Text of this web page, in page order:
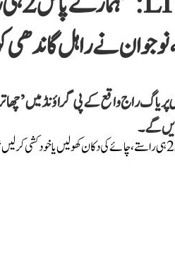
نے راہل گاندھی کو
پریاگ راج واقع کے پی گراؤنڈ میں
گے۔